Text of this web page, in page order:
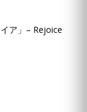
ア」– Rejoice